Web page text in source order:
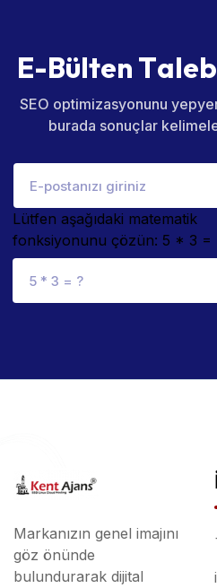
E-Bülten Taleb
SEO optimizasyonunu
burada sonuçlar
Lütfen aşağıdaki matematik
fonksiyonunu çözün: 5 * 3 =
Markanızın genel imajını
göz önünde
bulundurarak dijital